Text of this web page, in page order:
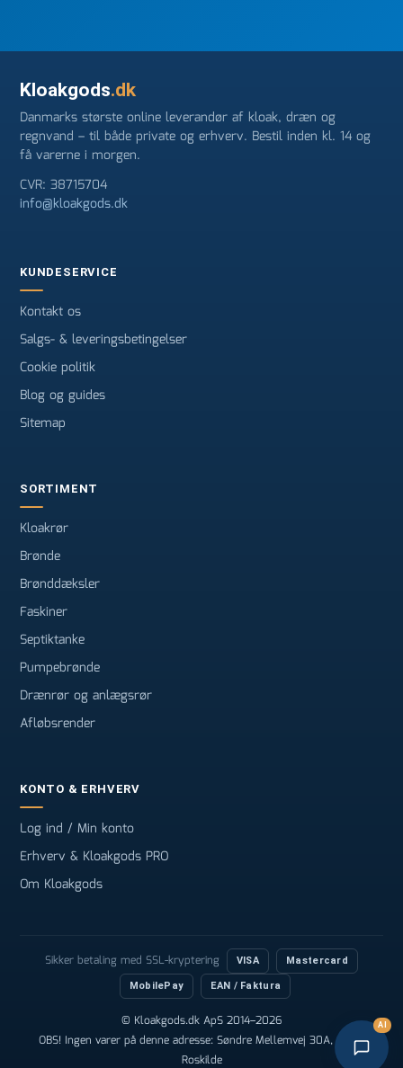
Kloakgods.dk
Danmarks største online leverandør af kloak, dræn og
regnvand – til både private og erhverv. Bestil inden kl. 14 og
få varerne i morgen.
CVR: 38715704
info@kloakgods.dk
KUNDESERVICE
Kontakt os
Salgs- & leveringsbetingelser
Cookie politik
Blog og guides
Sitemap
SORTIMENT
Kloakrør
Brønde
Brønddæksler
Faskiner
Septiktanke
Pumpebrønde
Drænrør og anlægsrør
Afløbsrender
KONTO & ERHVERV
Log ind / Min konto
Erhverv & Kloakgods PRO
Om Kloakgods
Sikker betaling med SSL-kryptering VISA Mastercard
MobilePay EAN / Faktura
© Kloakgods.dk ApS 2014–2026
OBS! Ingen varer på denne adresse: Søndre Mellemvej 30A, 4000
Roskilde
AI